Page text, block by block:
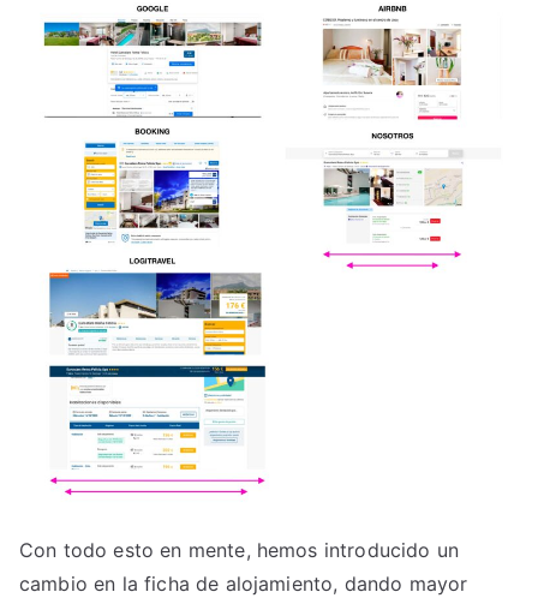
Con todo esto en mente, hemos introducido un
cambio en la ficha de alojamiento, dando mayor